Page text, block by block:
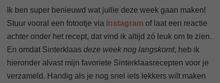
Ik ben super benieuwd wat jullie deze week gaan maken!
Stuur vooral een fotootje via Instagram of laat een reactie
achter onder het recept, dat vind ik altijd zó leuk om te zien.
En omdat Sinterklaas deze week nog langskomt, heb ik
hieronder alvast mijn favoriete Sinterklaasrecepten voor je
verzameld. Handig als je nog snel iets lekkers wilt maken